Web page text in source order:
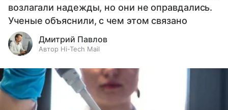
возлагали надежды, но они не оправдались.
Ученые объяснили, с чем этом связано
Дмитрий Павлов
Автор Hi-Tech Mail